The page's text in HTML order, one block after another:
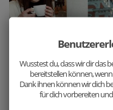
Wusstest du, dass wir dir das
bereitstellen können,
Dank ihnen können wir dich
für dich vorbereiten